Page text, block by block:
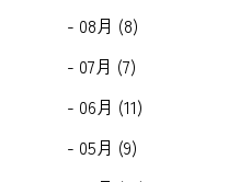
- 08月 (8)
- 07月 (7)
- 06月 (11)
- 05月 (9)